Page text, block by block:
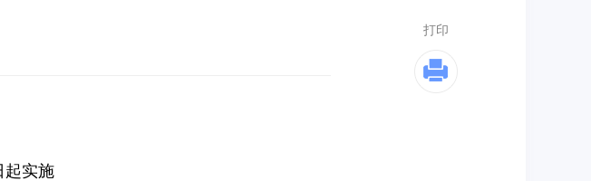
起实施
打印